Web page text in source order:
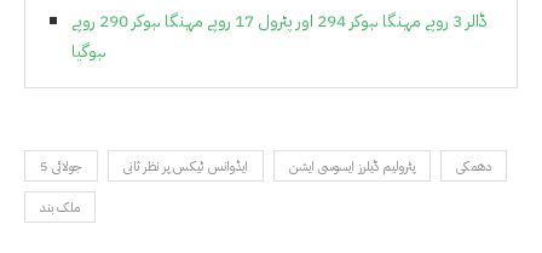
ڈالر 3 روپے مہنگا ہوکر 294 اور پٹرول 17 روپے مہنگا ہوکر 290 روپے
ہوگیا
5 جولائی ایڈوانس ٹیکس پر نظر ثانی پٹرولیم ڈیلرز ایسوسی ایشن
دھمکی
ملک بند